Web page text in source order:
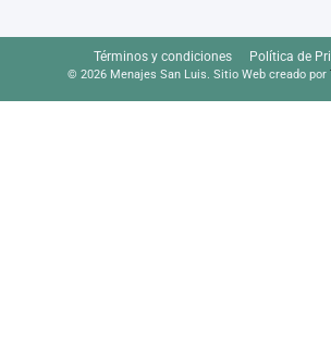
Términos y condiciones Política de
© 2026 Menajes San Luis. Sitio Web creado por